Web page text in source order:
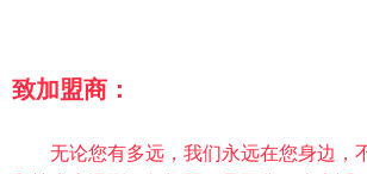
致加盟商：
无论您有多远，我们永远在您身边，